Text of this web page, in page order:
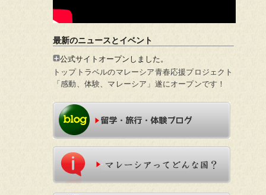
最新のニュースとイベント
公式サイトオープンしました。
トップトラベルのマレーシア青春応援プロジェクト
「感動、体験、マレーシア」遂にオープンです！